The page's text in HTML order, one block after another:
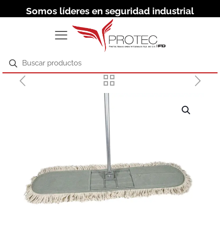
Somos líderes en seguridad industrial